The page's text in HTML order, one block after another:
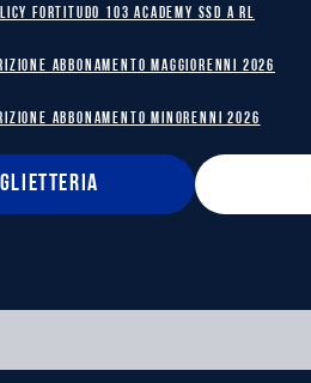
Fortitudo 103 Academy SSD A RL
ABBONAMENTO MAGGIORENNI 2026
ABBONAMENTO MINORENNI 2026